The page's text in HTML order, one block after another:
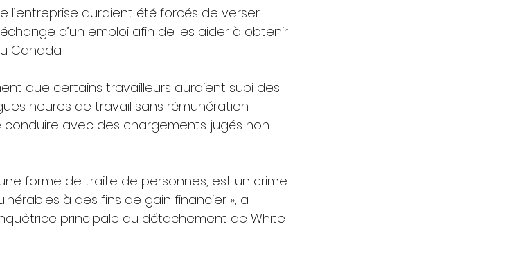
l’entreprise auraient été forcés de verser
d’un emploi afin de les aider à obtenir
Canada.
que certains travailleurs auraient subi des
heures de travail sans rémunération
avec des chargements jugés non
forme de traite de personnes, est un crime
à des fins de gain financier », a
principale du détachement de White